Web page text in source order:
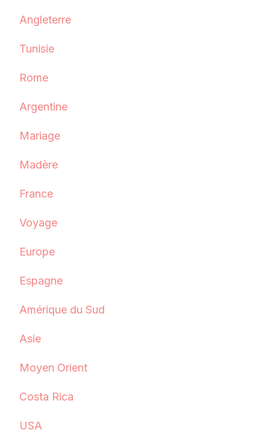
Angleterre
Tunisie
Rome
Argentine
Mariage
Madère
France
Voyage
Europe
Espagne
Amérique du Sud
Asie
Moyen Orient
Costa Rica
USA